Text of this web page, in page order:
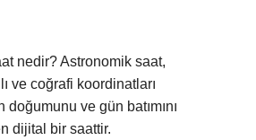
nedir? Astronomik saat,
ve coğrafi koordinatları
doğumunu ve gün batımını
dijital bir saattir.